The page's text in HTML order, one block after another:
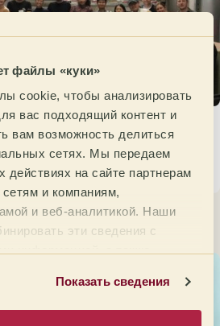
файлы «куки»
cookie, чтобы анализировать
вас подходящий контент и
вам возможность делиться
сетях. Мы передаем
на сайте партнерам
и компаниям,
и веб-аналитикой. Наши
эти сведения с
Показать сведения
свой Pre Open на пути к